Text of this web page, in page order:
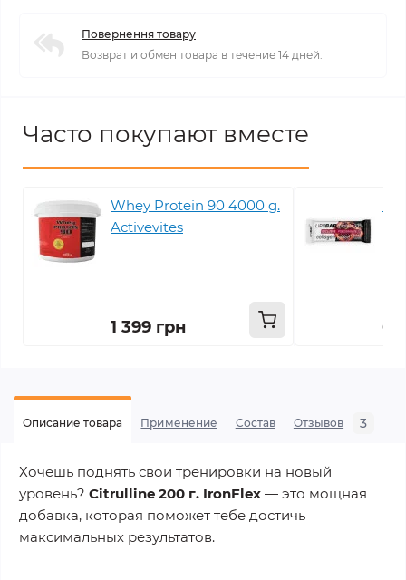
Повернення товару
Возврат и обмен товара в течение 14 дней.
Часто покупают вместе
Whey Protein 90 4000 g.
Activevites
1 399 грн
Описание товара Применение Состав Отзывов 3
Хочешь поднять свои тренировки на новый
уровень? Citrulline 200 г. IronFlex — это мощная
добавка, которая поможет тебе достичь
максимальных результатов.